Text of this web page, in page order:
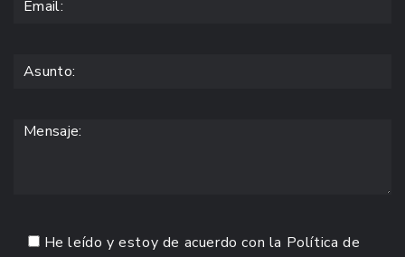
He leído y estoy de acuerdo con la Política de